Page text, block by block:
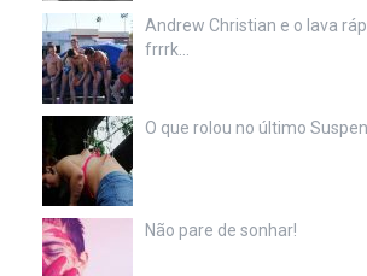
Andrew Christian e o lava
frrrk…
O que rolou no último
Não pare de sonhar!